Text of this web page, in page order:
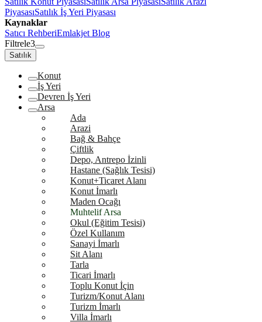
PiyasasıSatılık İş Yeri Piyasası
Kaynaklar
Satıcı RehberiEmlakjet Blog
Filtrele3
Satılık
Konut
İş Yeri
Devren İş Yeri
Arsa
Ada
Arazi
Bağ & Bahçe
Çiftlik
Depo, Antrepo İzinli
Hastane (Sağlık Tesisi)
Konut+Ticaret Alanı
Konut İmarlı
Maden Ocağı
Muhtelif Arsa
Okul (Eğitim Tesisi)
Özel Kullanım
Sanayi İmarlı
Sit Alanı
Tarla
Ticari İmarlı
Toplu Konut İçin
Turizm/Konut Alanı
Turizm İmarlı
Villa İmarlı